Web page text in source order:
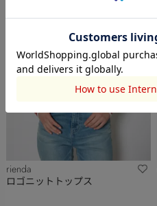
rienda
ロゴニットトップス